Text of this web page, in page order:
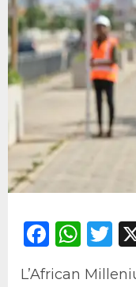
L’African